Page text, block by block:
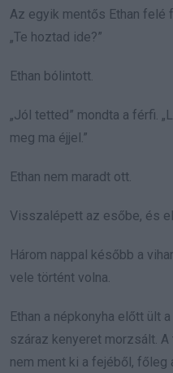
Az egyik mentős Ethan felé
„Te hoztad ide?”
Ethan bólintott.
„Jól tetted” mondta a férfi.
meg ma éjjel.”
Ethan nem maradt ott.
Visszalépett az esőbe, és
Három nappal később a
vele történt volna.
Ethan a népkonyha előtt ült
száraz kenyeret morzsált.
nem ment ki a fejéből, főleg